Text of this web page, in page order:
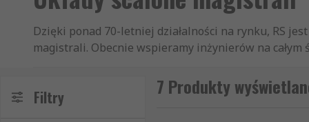
Dzięki ponad 70-letniej działalności na rynku, RS
magistrali. Obecnie wspieramy inżynierów na
kupują Filtry aktywne, czy Nadajniki-odbiorniki
ułatwia Państwu szybkie złożenie zamówienia
Filtry 7 Produkty